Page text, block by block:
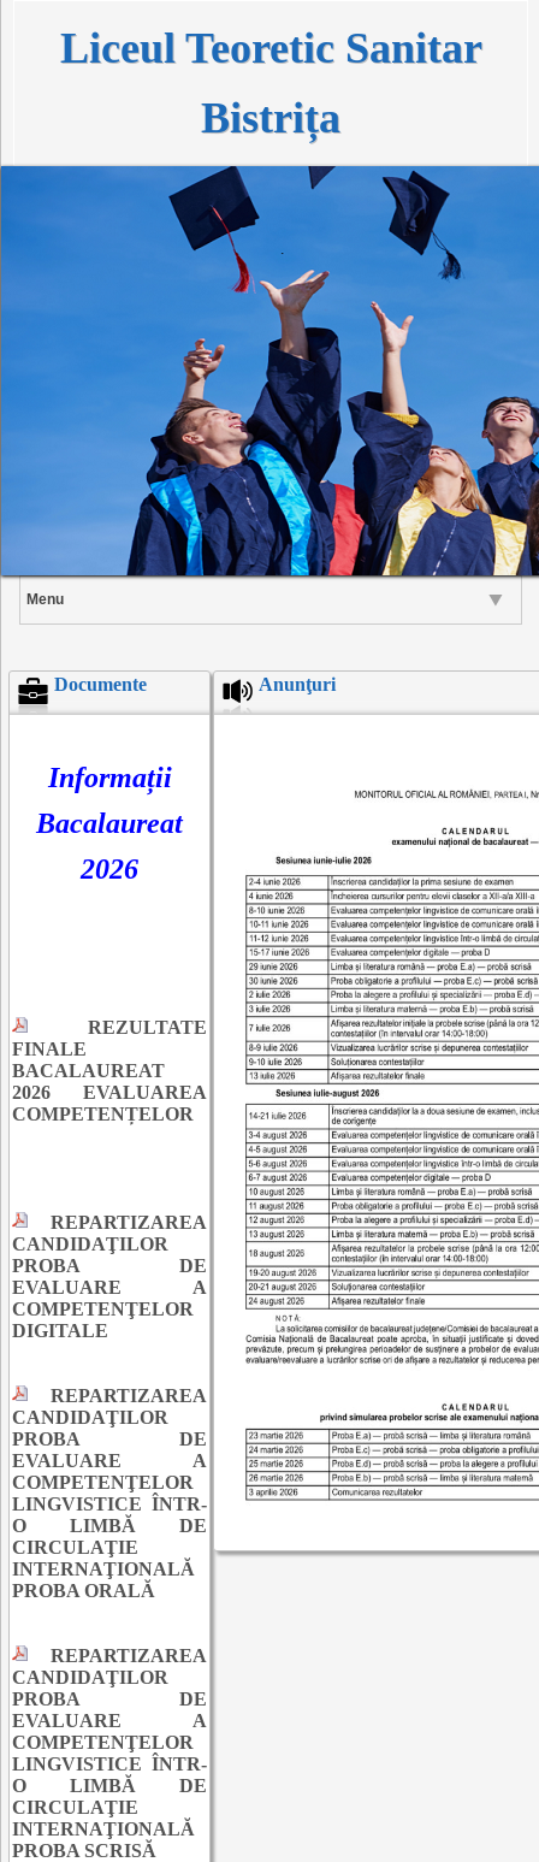
Liceul Teoretic Sanitar
Bistrița
Menu
Documente
Informații
Bacalaureat
2026
REZULTATE
FINALE
BACALAUREAT
2026 EVALUAREA
COMPETENȚELOR
REPARTIZAREA
CANDIDAŢILOR
PROBA DE
EVALUARE A
COMPETENŢELOR
DIGITALE
REPARTIZAREA
CANDIDAŢILOR
PROBA DE
EVALUARE A
COMPETENŢELOR
LINGVISTICE ÎNTR-
O LIMBĂ DE
CIRCULAŢIE
INTERNAŢIONALĂ
PROBA ORALĂ
REPARTIZAREA
CANDIDAŢILOR
PROBA DE
EVALUARE A
COMPETENŢELOR
LINGVISTICE ÎNTR-
O LIMBĂ DE
CIRCULAŢIE
INTERNAŢIONALĂ
PROBA SCRISĂ
Anunţuri